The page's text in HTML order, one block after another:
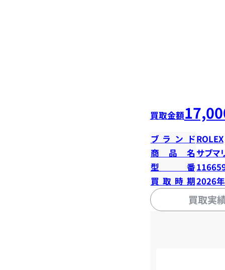
買取金額
ブランドROLEX
商品名 サブマ
型番
買取時期2026
買取実